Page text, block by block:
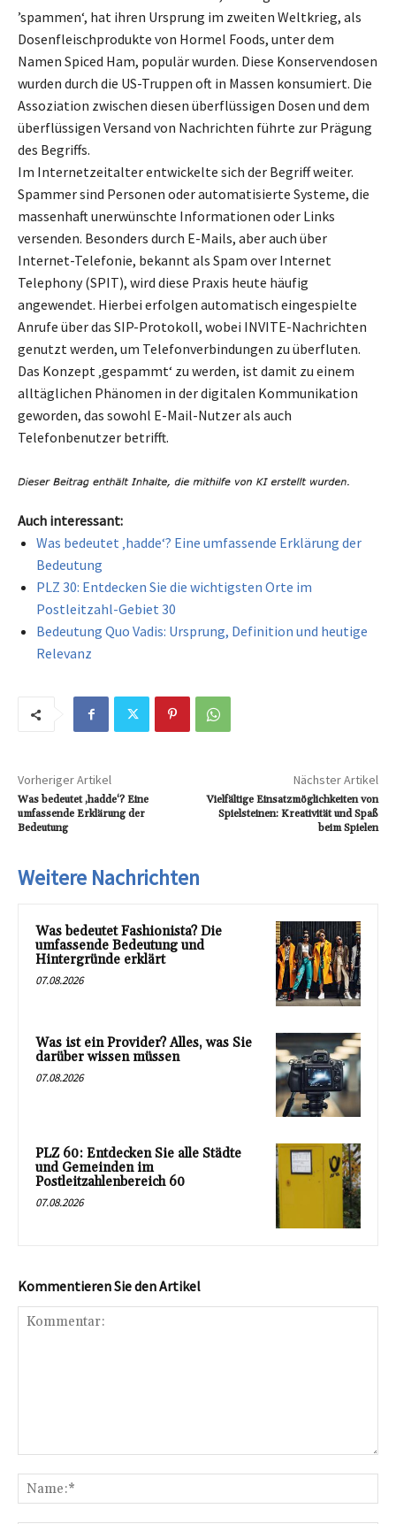
’spammen‘, hat ihren Ursprung im zweiten Weltkrieg, als
Dosenfleischprodukte von Hormel Foods, unter dem
Namen Spiced Ham, populär wurden. Diese Konservendosen
wurden durch die US-Truppen oft in Massen konsumiert. Die
Assoziation zwischen diesen überflüssigen Dosen und dem
überflüssigen Versand von Nachrichten führte zur Prägung
des Begriffs.
Im Internetzeitalter entwickelte sich der Begriff weiter.
Spammer sind Personen oder automatisierte Systeme, die
massenhaft unerwünschte Informationen oder Links
versenden. Besonders durch E-Mails, aber auch über
Internet-Telefonie, bekannt als Spam over Internet
Telephony (SPIT), wird diese Praxis heute häufig
angewendet. Hierbei erfolgen automatisch eingespielte
Anrufe über das SIP-Protokoll, wobei INVITE-Nachrichten
genutzt werden, um Telefonverbindungen zu überfluten.
Das Konzept ‚gespammt‘ zu werden, ist damit zu einem
alltäglichen Phänomen in der digitalen Kommunikation
geworden, das sowohl E-Mail-Nutzer als auch
Telefonbenutzer betrifft.
Auch interessant:
Was bedeutet ‚hadde‘? Eine umfassende Erklärung der
Bedeutung
PLZ 30: Entdecken Sie die wichtigsten Orte im
Postleitzahl-Gebiet 30
Bedeutung Quo Vadis: Ursprung, Definition und heutige
Relevanz
Vorheriger Artikel
Was bedeutet ‚hadde‘? Eine
umfassende Erklärung der
Bedeutung
Nächster Artikel
Vielfältige Einsatzmöglichkeiten von
Spielsteinen: Kreativität und Spaß
beim Spielen
Weitere Nachrichten
Was bedeutet Fashionista? Die
umfassende Bedeutung und
Hintergründe erklärt
07.08.2026
Was ist ein Provider? Alles, was Sie
darüber wissen müssen
07.08.2026
PLZ 60: Entdecken Sie alle Städte
und Gemeinden im
Postleitzahlenbereich 60
07.08.2026
Kommentieren Sie den Artikel